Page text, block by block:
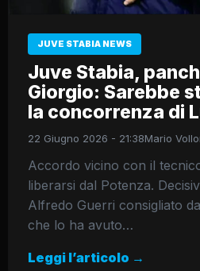
JUVE STABIA NEWS
Juve Stabia,
Giorgio: Sarebbe
la concorrenza di
22 Giugno 2026 - 21:38Mario
Accordo vicino con il
liberarsi dal Potenza.
Alfredo Guerri consigliato
che lo ha avuto…
Leggi l’articolo →